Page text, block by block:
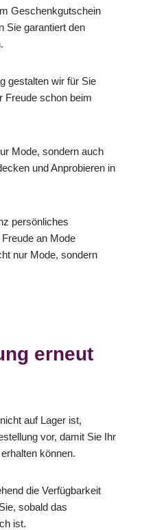
Geschenkgutschein
Sie garantiert den
gestalten wir für Sie
Freude schon beim
Mode, sondern auch
und Anprobieren in
persönliches
an Mode
nur Mode, sondern
erneut
auf Lager ist,
vor, damit Sie Ihr
können.
die Verfügbarkeit
sobald das
ist.